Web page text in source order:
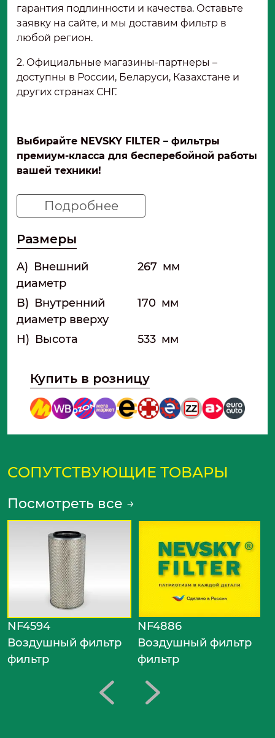
гарантия подлинности и качества. Оставьте
заявку на сайте, и мы доставим фильтр в
любой регион.
2. Официальные магазины-партнеры –
доступны в России, Беларуси, Казахстане и
других странах СНГ.
Выбирайте NEVSKY FILTER – фильтры
премиум-класса для бесперебойной работы
вашей техники!
Подробнее
Размеры
A) Внешний
диаметр
267 мм
B) Внутренний
диаметр вверху
170 мм
H) Высота 533 мм
Купить в розницу
СОПУТСТВУЮЩИЕ ТОВАРЫ
Посмотреть все →
NF4594
Воздушный фильтр
фильтр
NF4886
Воздушный фильтр
фильтр